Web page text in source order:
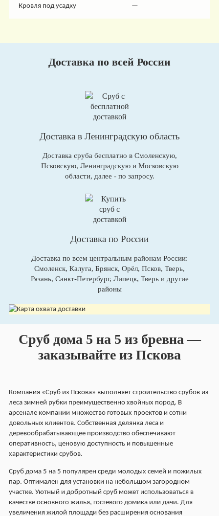
Кровля под усадку —
Доставка по всей России
Доставка в Ленинградскую область
Доставка сруба бесплатно в Смоленскую,
Псковскую, Ленинградскую и Московскую
области, далее - по запросу.
Доставка по России
Доставка по всем центральным районам России:
Смоленск, Калуга, Брянск, Орёл, Псков, Тверь,
Рязань, Санкт-Петербург, Липецк, Тверь и другие
районы
Сруб дома 5 на 5 из бревна —
заказывайте из Пскова
Компания «Сруб из Пскова» выполняет строительство срубов из
леса зимней рубки преимущественно хвойных пород. В
арсенале компании множество готовых проектов и сотни
довольных клиентов. Собственная делянка леса и
деревообрабатывающее производство обеспечивают
оперативность, ценовую доступность и повышенные
характеристики срубов.
Сруб дома 5 на5 популярен среди молодых семей и пожилых
пар. Оптимален для установки на небольшом загородном
участке. Уютный и добротный сруб может использоваться в
качестве основного жилья, гостевого домика или дачи. Для
увеличения жилой площади без расширения основания